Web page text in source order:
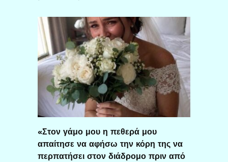
«Στον γάμο μου η πεθερά μου
απαίτησε να αφήσω την κόρη της να
περπατήσει στον διάδρομο πριν από